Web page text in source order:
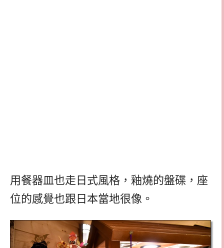
用餐器皿也走日式風格，釉燒的盤碟，座
位的感覺也跟日本當地很像。